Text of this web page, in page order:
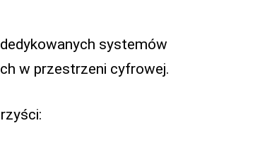
systemów
w przestrzeni cyfrowej.